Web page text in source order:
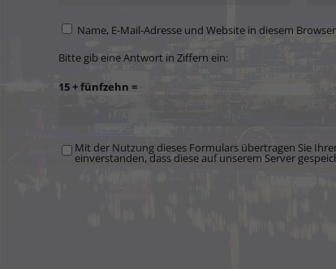
Name, E-Mail-Adresse und Website in diesem
Bitte gib eine Antwort in Ziffern ein:
15 + fünfzehn =
Mit der Nutzung dieses Formulars übertragen Sie
einverstanden, dass diese auf unserem Server